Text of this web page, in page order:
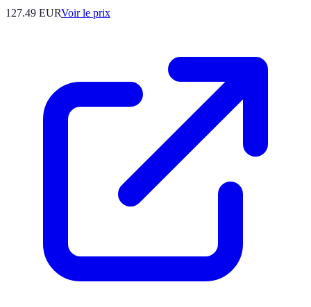
127.49 EURVoir le prix